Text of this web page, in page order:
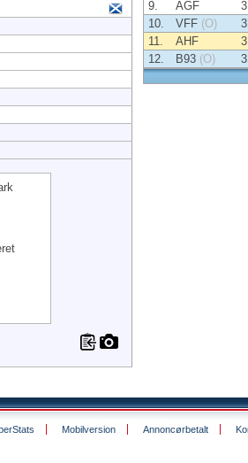
9.
AGF
10.
VFF (O)
11.
AHF
12.
B93 (O)
Mobilversion Annoncørbetalt